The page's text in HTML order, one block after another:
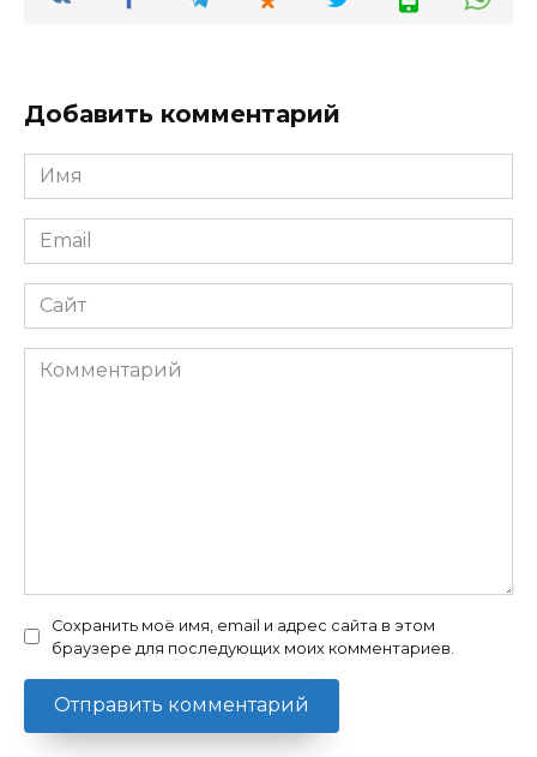
Добавить комментарий
Имя
*
Email
*
Сайт
Комментарий
Сохранить моё имя, email и адрес сайта в этом
браузере для последующих моих комментариев.